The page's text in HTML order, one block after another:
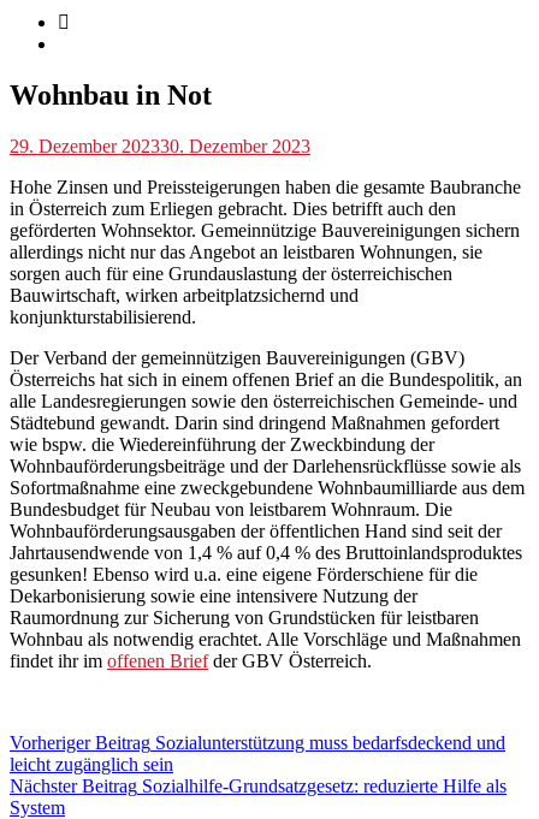
Blog
Wohnbau in Not
p.geschwendtner
29. Dezember 202330. Dezember 2023
Hohe Zinsen und Preissteigerungen haben die gesamte Baubranche
in Österreich zum Erliegen gebracht. Dies betrifft auch den
geförderten Wohnsektor. Gemeinnützige Bauvereinigungen sichern
allerdings nicht nur das Angebot an leistbaren Wohnungen, sie
sorgen auch für eine Grundauslastung der österreichischen
Bauwirtschaft, wirken arbeitplatzsichernd und
konjunkturstabilisierend.
Der Verband der gemeinnützigen Bauvereinigungen (GBV)
Österreichs hat sich in einem offenen Brief an die Bundespolitik, an
alle Landesregierungen sowie den österreichischen Gemeinde- und
Städtebund gewandt. Darin sind dringend Maßnahmen gefordert
wie bspw. die Wiedereinführung der Zweckbindung der
Wohnbauförderungsbeiträge und der Darlehensrückflüsse sowie als
Sofortmaßnahme eine zweckgebundene Wohnbaumilliarde aus dem
Bundesbudget für Neubau von leistbarem Wohnraum. Die
Wohnbauförderungsausgaben der öffentlichen Hand sind seit der
Jahrtausendwende von 1,4 % auf 0,4 % des Bruttoinlandsproduktes
gesunken! Ebenso wird u.a. eine eigene Förderschiene für die
Dekarbonisierung sowie eine intensivere Nutzung der
Raumordnung zur Sicherung von Grundstücken für leistbaren
Wohnbau als notwendig erachtet. Alle Vorschläge und Maßnahmen
findet ihr im offenen Briefder GBV Österreich.
Kategorie:
Blog
Beitragsnavigation
Vorheriger Beitrag Sozialunterstützung muss bedarfsdeckend und
leicht zugänglich sein
Nächster Beitrag Sozialhilfe-Grundsatzgesetz: reduzierte Hilfe als
System